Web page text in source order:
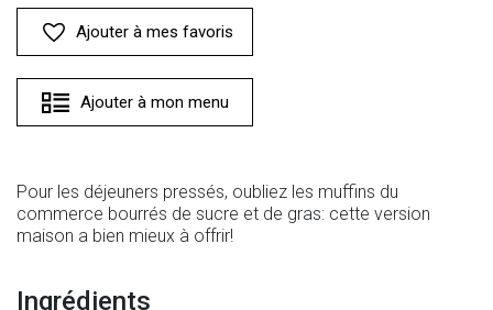
Ajouter à mes favoris
Ajouter à mon menu
Pour les déjeuners pressés, oubliez les muffins du
commerce bourrés de sucre et de gras: cette version
maison a bien mieux à offrir!
Ingrédients